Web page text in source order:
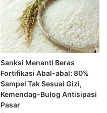
Sanksi Menanti Beras
Fortifikasi Abal-abal: 80%
Sampel Tak Sesuai Gizi,
Kemendag-Bulog Antisipasi
Pasar